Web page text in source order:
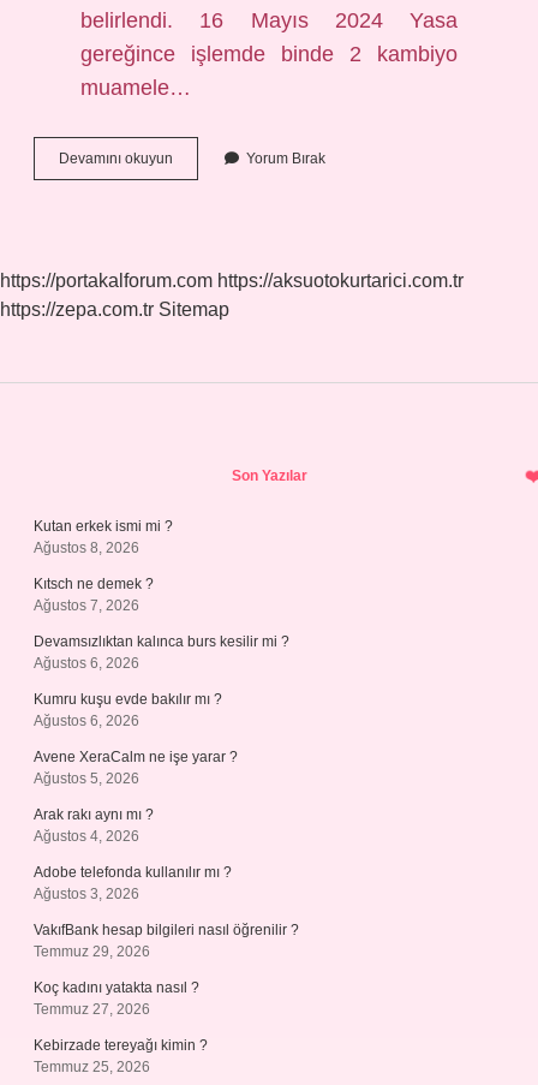
belirlendi. 16 Mayıs 2024 Yasa
gereğince işlemde binde 2 kambiyo
muamele…
Devamını okuyun
2
Yorum Bırak
https://portakalforum.com https://aksuotokurtarici.com.tr
https://zepa.com.tr Sitemap
Son Yazılar
Kutan erkek ismi mi ?
Ağustos 8, 2026
Kıtsch ne demek ?
Ağustos 7, 2026
Devamsızlıktan kalınca burs kesilir mi ?
Ağustos 6, 2026
Kumru kuşu evde bakılır mı ?
Ağustos 6, 2026
Avene XeraCalm ne işe yarar ?
Ağustos 5, 2026
Arak rakı aynı mı ?
Ağustos 4, 2026
Adobe telefonda kullanılır mı ?
Ağustos 3, 2026
VakıfBank hesap bilgileri nasıl öğrenilir ?
Temmuz 29, 2026
Koç kadını yatakta nasıl ?
Temmuz 27, 2026
Kebirzade tereyağı kimin ?
Temmuz 25, 2026